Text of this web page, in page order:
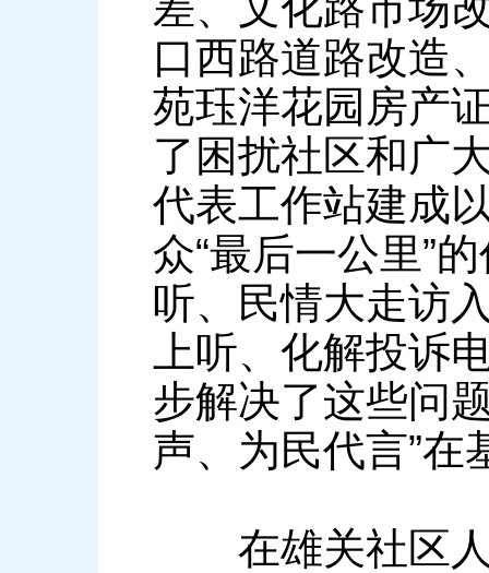
口西路道路改造
苑珏洋花园房产
了困扰社区和广
代表工作站建成
众“最后一公里”
听、民情大走访
上听、化解投诉
步解决了这些问
声、为民代言”在
在雄关社区人